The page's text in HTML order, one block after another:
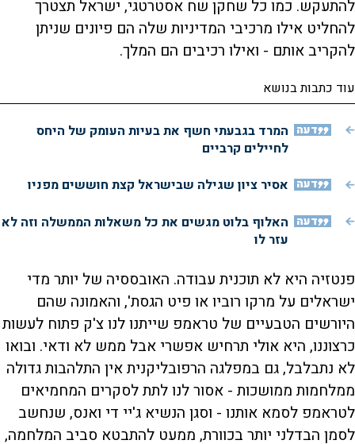
להתעקש. כמו כל שחקן שח אסטרטגי, ישראל תצטרך
להחליט אילו מרכיבי המדיניות שלה הם פיונים שניתן
להקריב אותם - ואילו רכיבים הם המלך.
עוד כתבות בנושא
דעה המרד בגבעתי חשף את בעיות העומק של היחס
לחיילים קרביים
דעה אסיר ציון שגילה שבישראל קצת חוששים מפניו
דעה האלוף בלוט מגשים את כל משאלות הממשלה וזה לא
עזר לו
פנטזיה היא לא תוכנית עבודה. האובססיה של יותר מדי
ישראלים על מרקו רוביו או פיט הגסת', והאמונה שהם
היורשים הטבעיים של טראמפ שייתנו לנו צ'ק פתוח לעשות
כרצוננו, היא אולי תרחיש אפשרי אבל ממש לא ודאי. ובואו
לא נתבלבל, גם במפלגה הרפובליקנית אין התלהבות גדולה
ממלחמות ממושכות - אסור לנו לתת לסקרים המחמיאים
לטראמפ לסמא אותנו - וסגן הנשיא ג'יי די ואנס, שנחשב
לסמן הבדלני יותר בכוורת, ממעט להתבטא סביב המלחמה,